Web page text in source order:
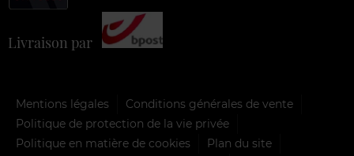
Livraison par
Mentions légales
Conditions générales de vente
Politique de protection de la vie privée
Politique en matière de cookies
Plan du site